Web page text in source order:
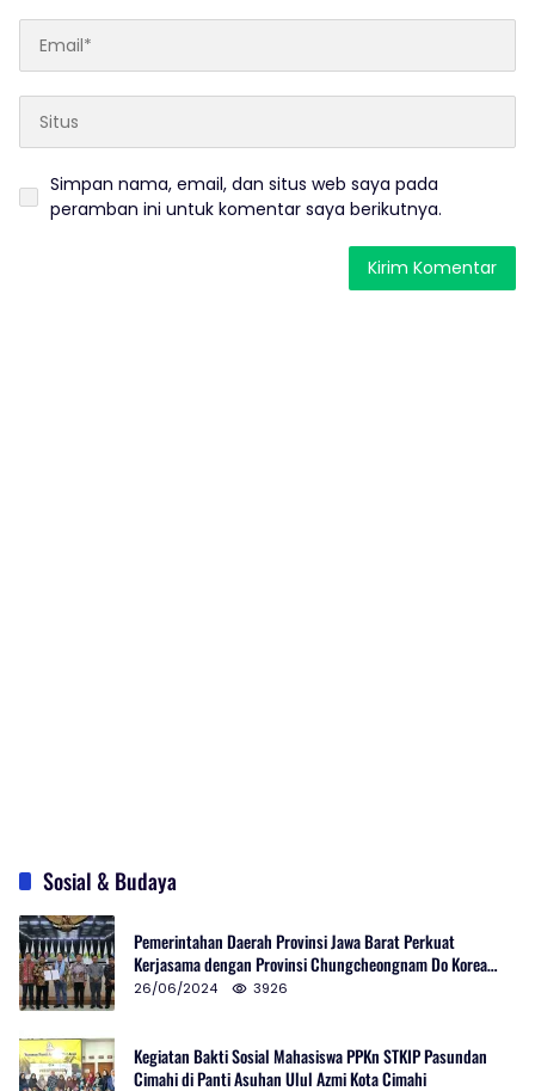
Simpan nama, email, dan situs web saya pada
peramban ini untuk komentar saya berikutnya.
Sosial & Budaya
Pemerintahan Daerah Provinsi Jawa Barat Perkuat
Kerjasama dengan Provinsi Chungcheongnam Do Korea
Selatan
26/06/2024 3926
Kegiatan Bakti Sosial Mahasiswa PPKn STKIP Pasundan
Cimahi di Panti Asuhan Ulul Azmi Kota Cimahi